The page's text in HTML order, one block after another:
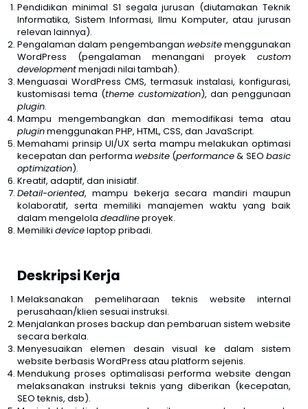
Pendidikan minimal S1 segala jurusan (diutamakan Teknik
Informatika, Sistem Informasi, Ilmu Komputer, atau jurusan
relevan lainnya).
Pengalaman dalam pengembangan websitemenggunakan
WordPress (pengalaman menangani proyek custom
developmentmenjadi nilai tambah).
Menguasai WordPress CMS, termasuk instalasi, konfigurasi,
kustomisasi tema (theme customization), dan penggunaan
plugin.
Mampu mengembangkan dan memodifikasi tema atau
pluginmenggunakan PHP, HTML, CSS, dan JavaScript.
Memahami prinsip UI/UX serta mampu melakukan optimasi
kecepatan dan performa website(performance& SEObasic
optimization).
Kreatif, adaptif, dan inisiatif.
Detail-oriented, mampu bekerja secara mandiri maupun
kolaboratif, serta memiliki manajemen waktu yang baik
dalam mengelola deadlineproyek.
Memiliki devicelaptop pribadi.
Deskripsi Kerja
Melaksanakan pemeliharaan teknis website internal
perusahaan/klien sesuai instruksi.
Menjalankan proses backup dan pembaruan sistem website
secara berkala.
Menyesuaikan elemen desain visual ke dalam sistem
website berbasis WordPress atau platform sejenis.
Mendukung proses optimalisasi performa website dengan
melaksanakan instruksi teknis yang diberikan (kecepatan,
SEO teknis, dsb).